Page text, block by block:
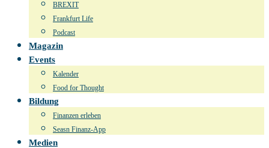
BREXIT
Frankfurt Life
Podcast
Magazin
Events
Kalender
Food for Thought
Bildung
Finanzen erleben
Seasn Finanz-App
Medien